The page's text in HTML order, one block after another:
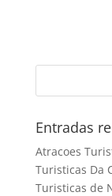
Entradas
Atracoes
Turisticas Da
Turisticas de